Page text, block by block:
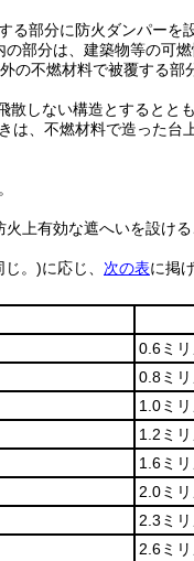
部分に防火ダンパーを
部分は、建築物等の可
の不燃材料で被覆する部
しない構造とするとと
、不燃材料で造った台
上有効な遮へいを設ける
じ。)に応じ、 次の表に掲
0.6ミ
0.8ミ
1.0ミ
1.2ミ
1.6ミ
2.0ミ
2.3ミ
2.6ミ